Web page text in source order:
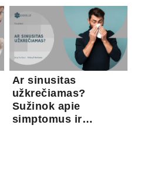
Ar sinusitas
užkrečiamas?
Sužinok apie
simptomus ir